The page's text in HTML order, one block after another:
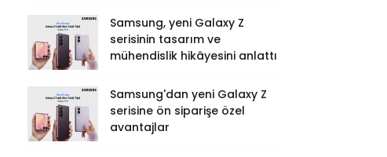
Samsung, yeni Galaxy Z
serisinin tasarım ve
mühendislik hikâyesini anlattı
Samsung'dan yeni Galaxy Z
serisine ön siparişe özel
avantajlar